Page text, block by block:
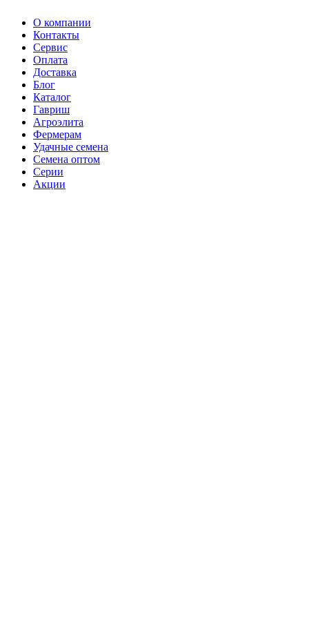
О компании
Контакты
Сервис
Оплата
Доставка
Блог
Каталог
Гавриш
Агроэлита
Фермерам
Удачные семена
Семена оптом
Серии
Акции